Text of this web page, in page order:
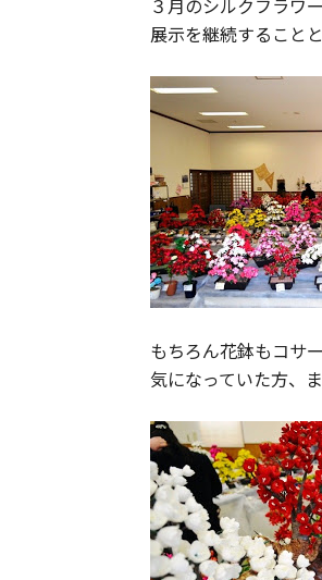
展示を継続すること
もちろん花鉢もコサ
気になっていた方、